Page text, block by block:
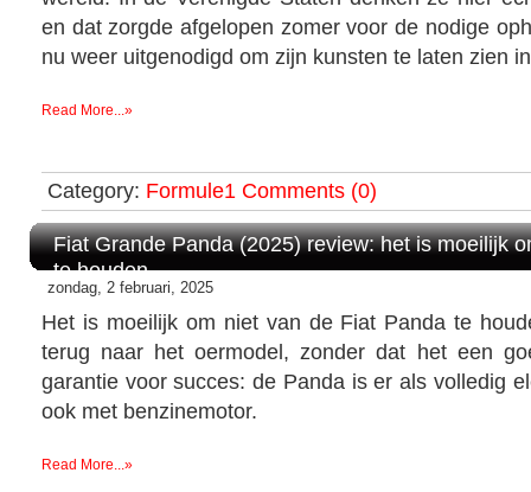
en dat zorgde afgelopen zomer voor de nodige
nu weer uitgenodigd om zijn kunsten te laten zien
Read More...»
Category: Formule1 Comments (0)
Fiat Grande Panda (2025) review: het is moeilijk
te houden
zondag, 2 februari, 2025
Het is moeilijk om niet van de Fiat Panda te
terug naar het oermodel, zonder dat het een
garantie voor succes: de Panda is er als volledig
ook met benzinemotor.
Read More...»